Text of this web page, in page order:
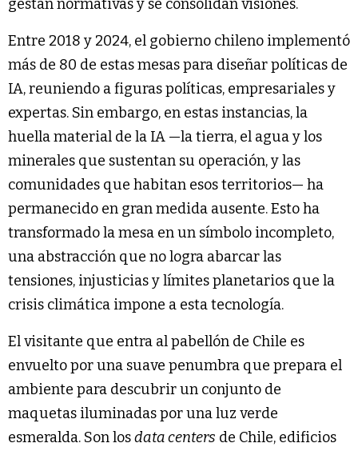
gestan normativas y se consolidan visiones.
Entre 2018 y 2024, el gobierno chileno implementó
más de 80 de estas mesas para diseñar políticas de
IA, reuniendo a figuras políticas, empresariales y
expertas. Sin embargo, en estas instancias, la
huella material de la IA —la tierra, el agua y los
minerales que sustentan su operación, y las
comunidades que habitan esos territorios— ha
permanecido en gran medida ausente. Esto ha
transformado la mesa en un símbolo incompleto,
una abstracción que no logra abarcar las
tensiones, injusticias y límites planetarios que la
crisis climática impone a esta tecnología.
El visitante que entra al pabellón de Chile es
envuelto por una suave penumbra que prepara el
ambiente para descubrir un conjunto de
maquetas iluminadas por una luz verde
esmeralda. Son losdata centers de Chile, edificios